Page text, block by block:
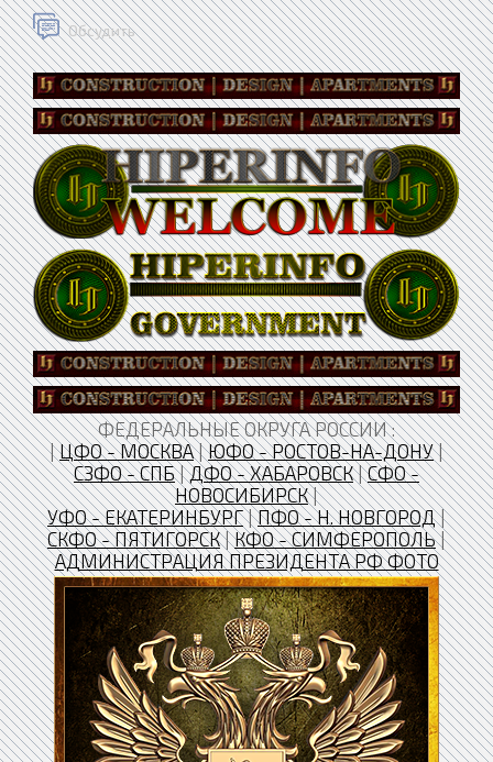
Обсудить
ФЕДЕРАЛЬНЫЕ ОКРУГА РОССИИ :
|ЦФО - МОСКВА|ЮФО - РОСТОВ-НА-ДОНУ|
СЗФО - СПБ|ДФО - ХАБАРОВСК|СФО -
НОВОСИБИРСК|
УФО - ЕКАТЕРИНБУРГ|ПФО - Н. НОВГОРОД|
CКФО - ПЯТИГОРСК|КФО - СИМФЕРОПОЛЬ|
АДМИНИСТРАЦИЯ ПРЕЗИДЕНТА РФ ФОТО